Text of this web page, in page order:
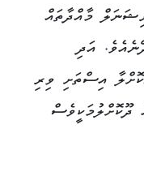
މާއްދާތައް
އަދި
އިސްތަށި ވިރި
ދޫކޮށްލުމަކީވެސް